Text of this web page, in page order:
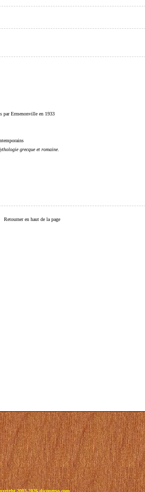
par Ermenonville en 1933
grecque et romaine.
Retourner en haut de la page
2003-2026 dicoperso.com